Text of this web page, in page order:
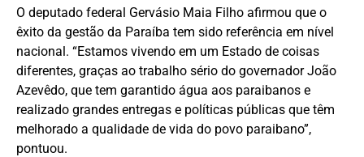
O deputado federal Gervásio Maia Filho afirmou que o
êxito da gestão da Paraíba tem sido referência em nível
nacional. “Estamos vivendo em um Estado de coisas
diferentes, graças ao trabalho sério do governador João
Azevêdo, que tem garantido água aos paraibanos e
realizado grandes entregas e políticas públicas que têm
melhorado a qualidade de vida do povo paraibano”,
pontuou.